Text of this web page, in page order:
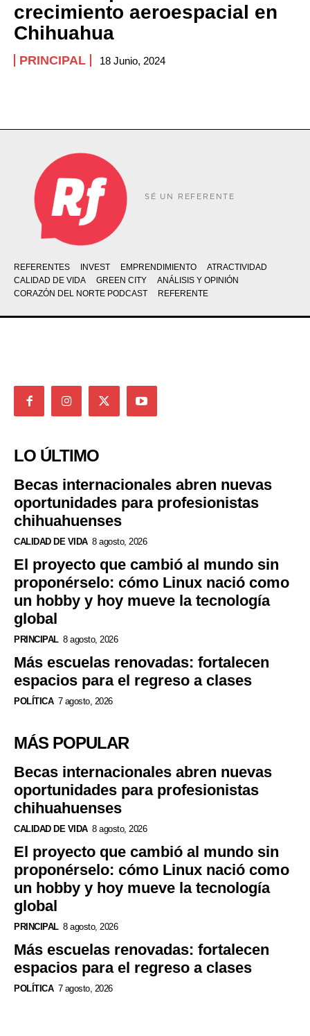
crecimiento aeroespacial en
Chihuahua
PRINCIPAL 18 Junio, 2024
SÉ UN REFERENTE
REFERENTES INVEST EMPRENDIMIENTO
ATRACTIVIDAD
CALIDAD DE VIDA
GREEN CITY
ANÁLISIS Y OPINIÓN
CORAZÓN DEL NORTE PODCAST
REFERENTE
LO ÚLTIMO
Becas internacionales abren nuevas
oportunidades para profesionistas
chihuahuenses
CALIDAD DE VIDA 8 agosto, 2026
El proyecto que cambió al mundo sin
proponérselo: cómo Linux nació como
un hobby y hoy mueve la tecnología
global
PRINCIPAL 8 agosto, 2026
Más escuelas renovadas: fortalecen
espacios para el regreso a clases
POLÍTICA 7 agosto, 2026
MÁS POPULAR
Becas internacionales abren nuevas
oportunidades para profesionistas
chihuahuenses
CALIDAD DE VIDA 8 agosto, 2026
El proyecto que cambió al mundo sin
proponérselo: cómo Linux nació como
un hobby y hoy mueve la tecnología
global
PRINCIPAL 8 agosto, 2026
Más escuelas renovadas: fortalecen
espacios para el regreso a clases
POLÍTICA 7 agosto, 2026